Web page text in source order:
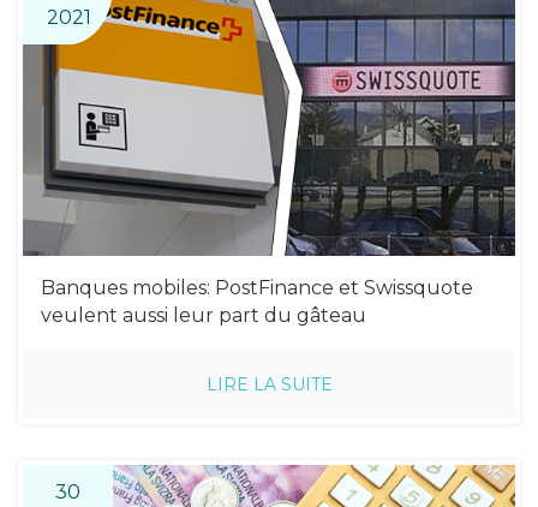
2021
Banques mobiles: PostFinance et Swissquote
veulent aussi leur part du gâteau
LIRE LA SUITE
30